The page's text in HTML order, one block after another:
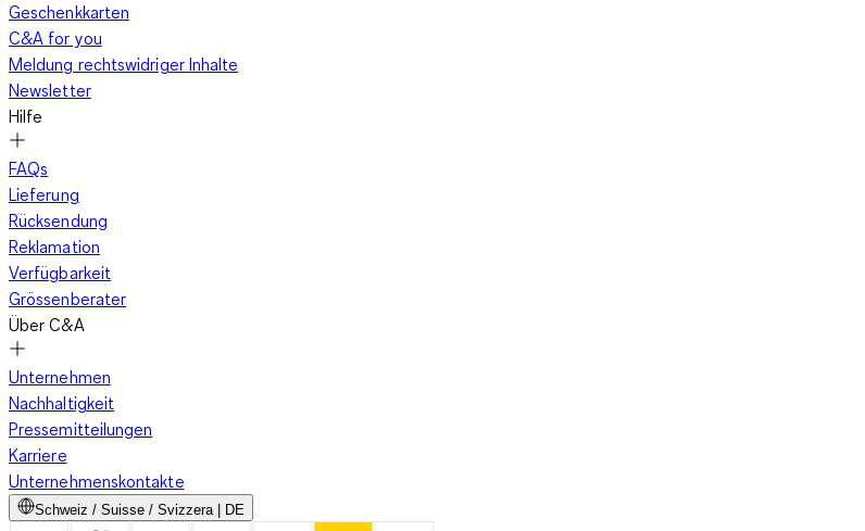
Geschenkkarten
C&A for you
Meldung rechtswidriger Inhalte
Newsletter
Hilfe
FAQs
Lieferung
Rücksendung
Reklamation
Verfügbarkeit
Grössenberater
Über C&A
Unternehmen
Nachhaltigkeit
Pressemitteilungen
Karriere
Unternehmenskontakte
Schweiz / Suisse / Svizzera | DE